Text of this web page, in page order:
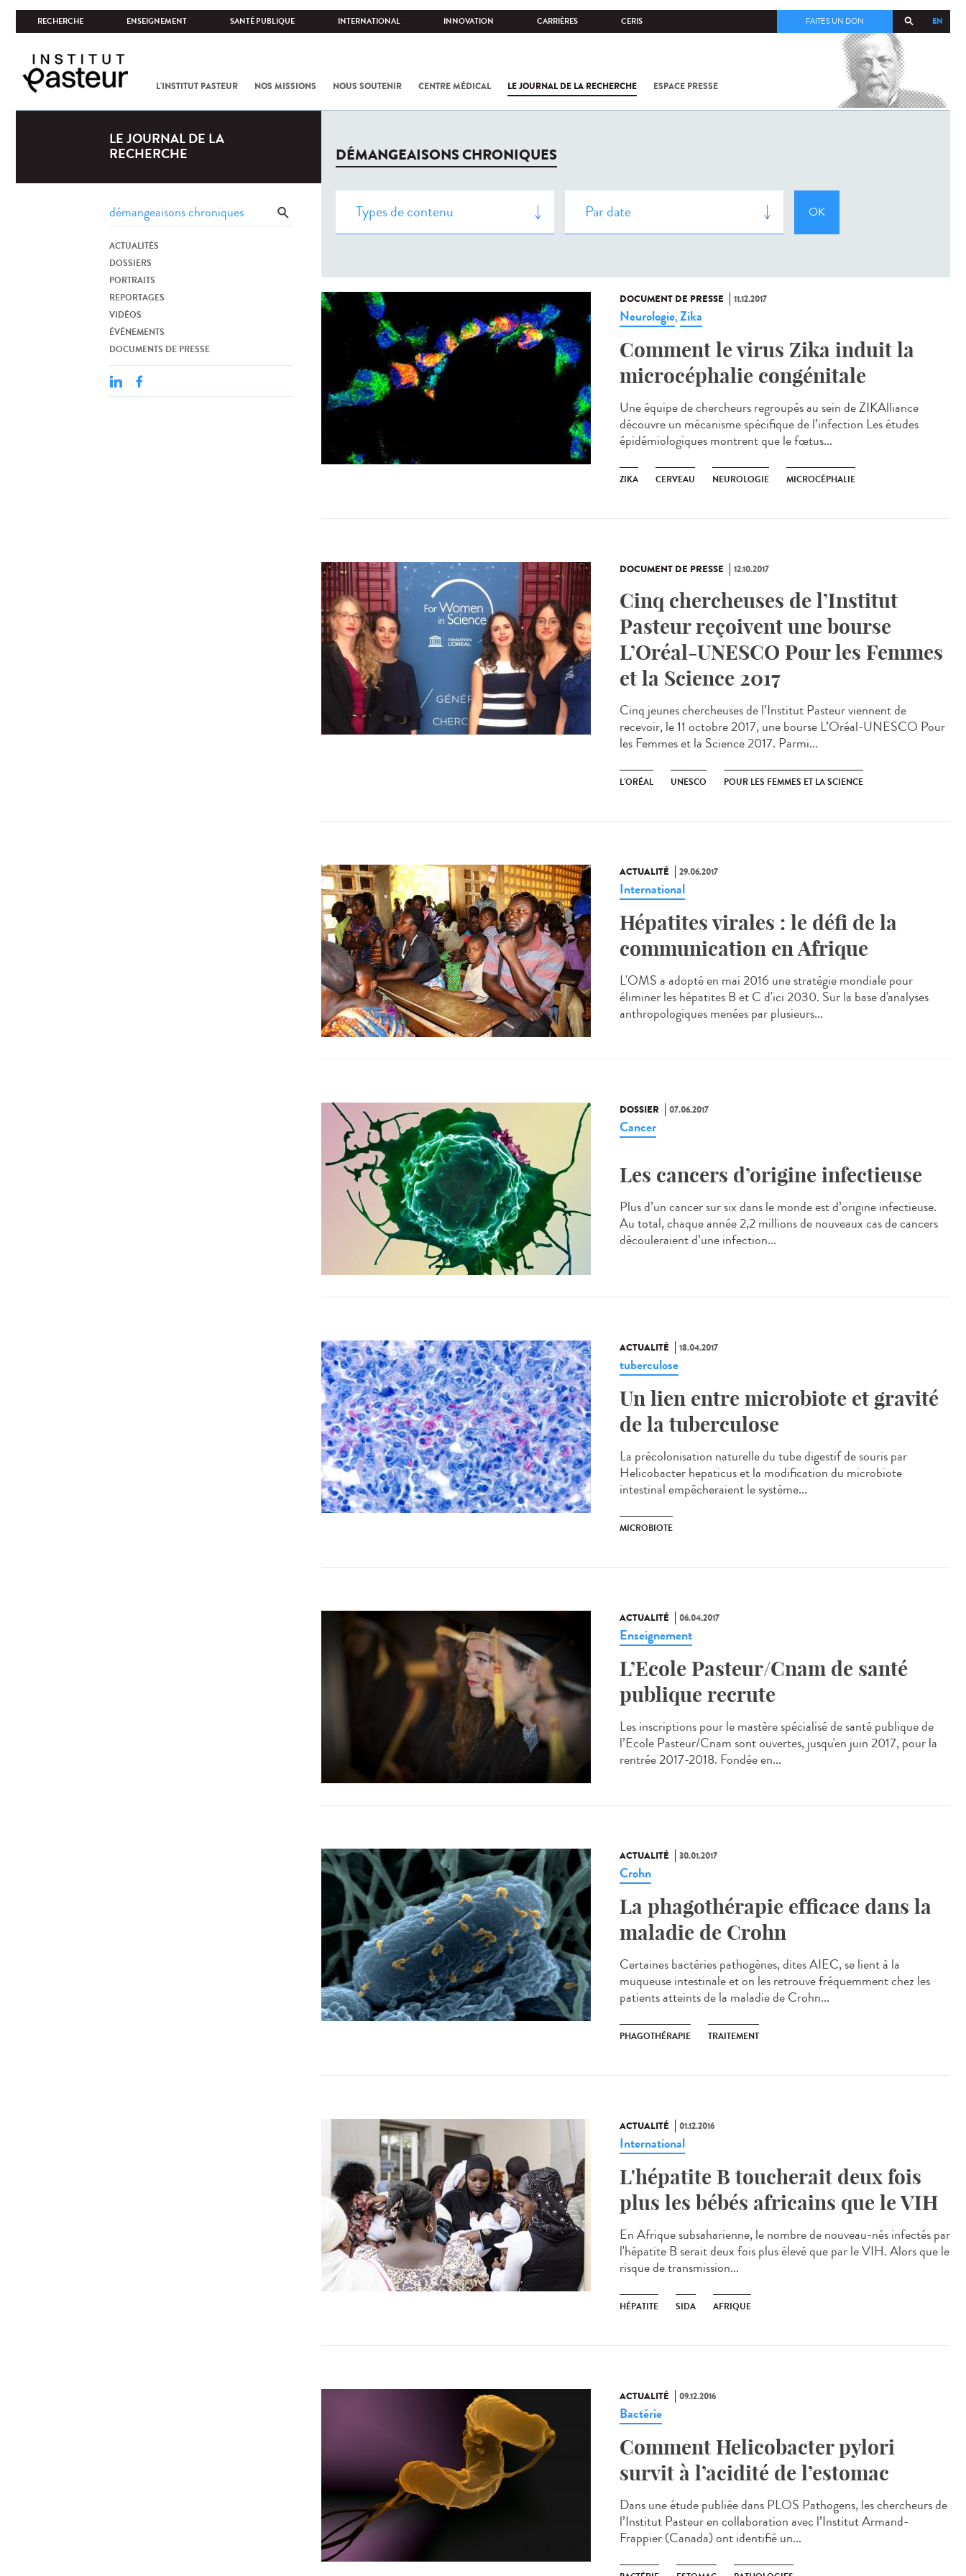
RECHERCHE ENSEIGNEMENT SANTÉ PUBLIQUE INTERNATIONAL INNOVATION CARRIÈRES CERIS EN
FAITES UN DON
L'INSTITUT PASTEUR NOS MISSIONS NOUS SOUTENIR CENTRE MÉDICAL LE JOURNAL DE LA RECHERCHE ESPACE PRESSE
COV-2 /
LE JOURNAL DE LA
RECHERCHE
ACTUALITÉS
DOSSIERS
PORTRAITS
REPORTAGES
VIDÉOS
ÉVÉNEMENTS
DOCUMENTS DE PRESSE
DÉMANGEAISONS CHRONIQUES
DOCUMENT DE PRESSE 11.12.2017
Neurologie,Zika
Comment le virus Zika induit la
microcéphalie congénitale
Une équipe de chercheurs regroupés au sein de ZIKAlliance
découvre un mécanisme spécifique de l’infection Les études
épidémiologiques montrent que le fœtus...
ZIKA CERVEAU NEUROLOGIE MICROCÉPHALIE
DOCUMENT DE PRESSE 12.10.2017
Cinq chercheuses de l’Institut
Pasteur reçoivent une bourse
L’Oréal-UNESCO Pour les Femmes
et la Science 2017
Cinq jeunes chercheuses de l’Institut Pasteur viennent de
recevoir, le 11 octobre 2017, une bourse L’Oréal-UNESCO Pour
les Femmes et la Science 2017. Parmi...
L'ORÉAL UNESCO POUR LES FEMMES ET LA SCIENCE
ACTUALITÉ 29.06.2017
International
Hépatites virales : le défi de la
communication en Afrique
L'OMS a adopté en mai 2016 une stratégie mondiale pour
éliminer les hépatites B et C d'ici 2030. Sur la base d'analyses
anthropologiques menées par plusieurs...
DOSSIER 07.06.2017
Cancer
Les cancers d’origine infectieuse
Plus d’un cancer sur six dans le monde est d’origine infectieuse.
Au total, chaque année 2,2 millions de nouveaux cas de cancers
découleraient d’une infection...
ACTUALITÉ 18.04.2017
tuberculose
Un lien entre microbiote et gravité
de la tuberculose
La précolonisation naturelle du tube digestif de souris par
Helicobacter hepaticus et la modification du microbiote
intestinal empêcheraient le système...
MICROBIOTE
ACTUALITÉ 06.04.2017
Enseignement
L’Ecole Pasteur/Cnam de santé
publique recrute
Les inscriptions pour le mastère spécialisé de santé publique de
l’Ecole Pasteur/Cnam sont ouvertes, jusqu'en juin 2017, pour la
rentrée 2017-2018. Fondée en...
ACTUALITÉ 30.01.2017
Crohn
La phagothérapie efficace dans la
maladie de Crohn
Certaines bactéries pathogènes, dites AIEC, se lient à la
muqueuse intestinale et on les retrouve fréquemment chez les
patients atteints de la maladie de Crohn...
PHAGOTHÉRAPIE TRAITEMENT
ACTUALITÉ 01.12.2016
International
L'hépatite B toucherait deux fois
plus les bébés africains que le VIH
En Afrique subsaharienne, le nombre de nouveau-nés infectés par
l'hépatite B serait deux fois plus élevé que par le VIH. Alors que le
risque de transmission...
HÉPATITE SIDA AFRIQUE
ACTUALITÉ 09.12.2016
Bactérie
Comment Helicobacter pylori
survit à l’acidité de l’estomac
Dans une étude publiée dans PLOS Pathogens, les chercheurs de
l’Institut Pasteur en collaboration avec l’Institut Armand-
Frappier (Canada) ont identifié un...